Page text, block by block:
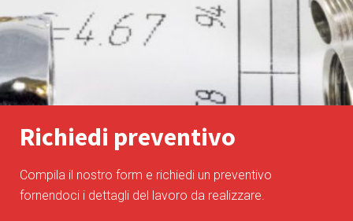
Richiedi preventivo
Compila il nostro form e richiedi un preventivo
fornendoci i dettagli del lavoro da realizzare.